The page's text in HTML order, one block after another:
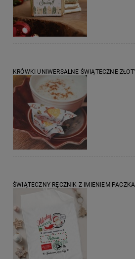
KRÓWKI UNIWERSALNE ŚWIĄTECZNE
ŚWIĄTECZNY RĘCZNIK Z IMIENIEM